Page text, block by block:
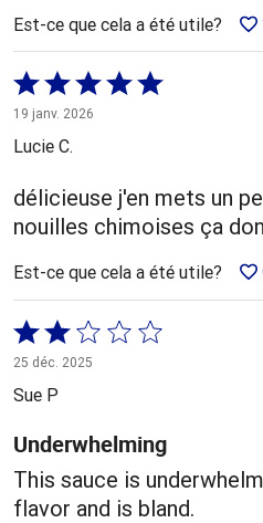
Est-ce que cela a été utile?
Coté
5 sur
5
19 janv. 2026
Lucie C.
délicieuse j'en mets un
nouilles chimoises ça
Est-ce que cela a été utile?
Coté
2 sur
5
25 déc. 2025
Sue P
Underwhelming
This sauce is
flavor and is bland.